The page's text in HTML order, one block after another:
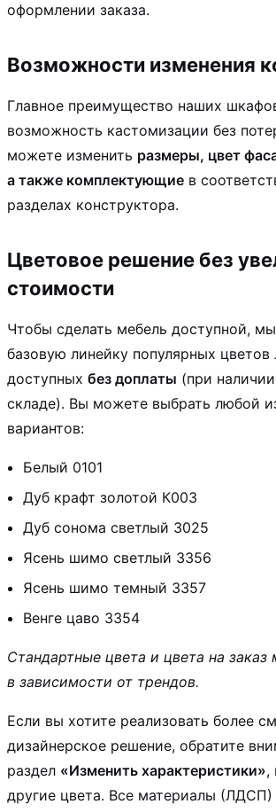
оформлении заказа.
Возможности изменения
Главное преимущество наших
возможность кастомизации без
можете изменить размеры, цвет
а также комплектующие в
разделах конструктора.
Цветовое решение без
стоимости
Чтобы сделать мебель доступной,
базовую линейку популярных
доступных без доплаты (при
складе). Вы можете выбрать любой
вариантов:
Белый 0101
Дуб крафт золотой К003
Дуб сонома светлый 3025
Ясень шимо светлый 3356
Ясень шимо темный 3357
Венге цаво 3354
Стандартные цвета и цвета на заказ
в зависимости от трендов.
Если вы хотите реализовать более
дизайнерское решение, обратите
раздел «Изменить характеристики»,
другие цвета. Все материалы (ЛДСП)